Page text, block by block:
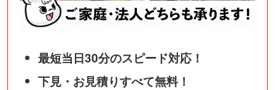
最短当日30分のスピード対応！
下見・お見積りすべて無料！